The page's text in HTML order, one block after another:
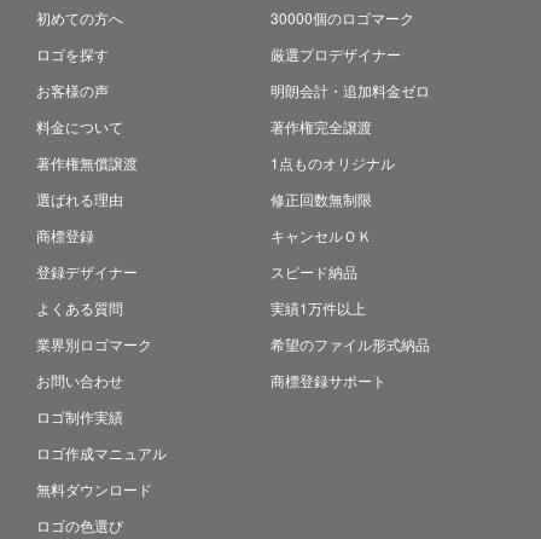
初めての方へ
ロゴを探す
お客様の声
料金について
著作権無償譲渡
選ばれる理由
商標登録
登録デザイナー
よくある質問
業界別ロゴマーク
お問い合わせ
ロゴ制作実績
ロゴ作成マニュアル
無料ダウンロード
ロゴの色選び
30000個のロゴマーク
厳選プロデザイナー
明朗会計・追加料金ゼロ
著作権完全譲渡
1点ものオリジナル
修正回数無制限
キャンセルＯＫ
スピード納品
実績1万件以上
希望のファイル形式納品
商標登録サポート